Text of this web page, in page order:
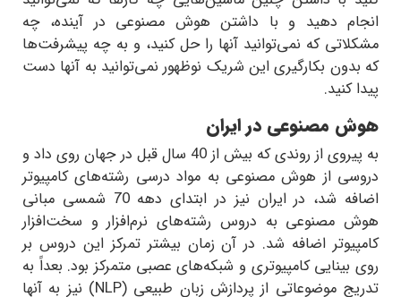
انجام دهید و با داشتن هوش مصنوعی در آینده، چه
مشکلاتی که نمی‌توانید آنها را حل کنید، و به چه پیشرفت‌ها
که بدون بکارگیری این شریک نوظهور نمی‌توانید به آنها دست
پیدا کنید.
هوش مصنوعی در ایران
به پیروی از روندی که بیش از 40 سال قبل در جهان روی داد و
دروسی از هوش مصنوعی به مواد درسی رشته‌های کامپیوتر
اضافه شد، در ایران نیز در ابتدای دهه 70 شمسی مبانی
هوش مصنوعی به دروس رشته‌های نرم‌افزار و سخت‌افزار
کامپیوتر اضافه شد. در آن زمان بیشتر تمرکز این دروس بر
روی بینایی کامپیوتری و شبکه‌های عصبی متمرکز بود. بعداً به
تدریج موضوعاتی از پردازش زبان طبیعی (NLP) نیز به آنها